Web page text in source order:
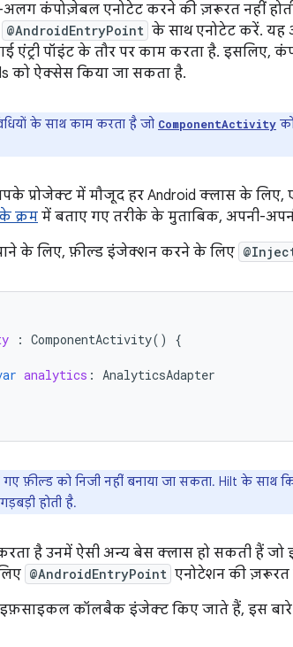
कंपोज़ेबल एनोटेट करने की ज़रूरत नहीं
@AndroidEntryPoint के साथ एनोटेट करें.
एंट्री पॉइंट के तौर पर काम करता है. इसलिए,
को ऐक्सेस किया जा सकता है.
के साथ काम करता है जो ComponentActivity
प्रोजेक्ट में मौजूद हर Android क्लास के
क्रम में बताए गए तरीके के मुताबिक, अपनी-
के लिए, फ़ील्ड इंजेक्शन करने के लिए
: ComponentActivity() {
analytics : AnalyticsAdapter
फ़ील्ड को निजी नहीं बनाया जा सकता. Hilt के साथ
होती है.
है उनमें ऐसी अन्य बेस क्लास हो सकती हैं
@AndroidEntryPoint एनोटेशन की ज़रूरत
कॉलबैक इंजेक्ट किए जाते हैं, इस बारे